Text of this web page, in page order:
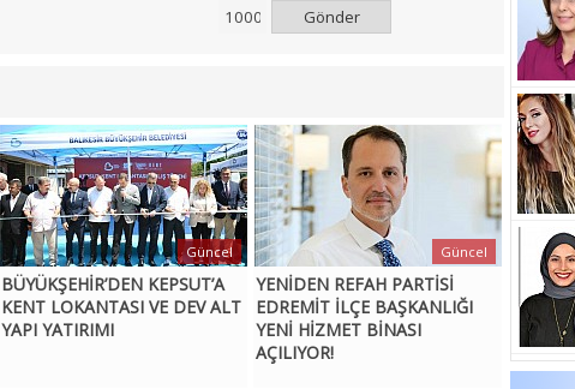
Gönder
BÜYÜKŞEHİR’DEN KEPSUT’A
KENT LOKANTASI VE DEV ALT
YAPI YATIRIMI
Güncel
YENİDEN REFAH PARTİSİ
EDREMİT İLÇE BAŞKANLIĞI
YENİ HİZMET BİNASI
AÇILIYOR!
Güncel